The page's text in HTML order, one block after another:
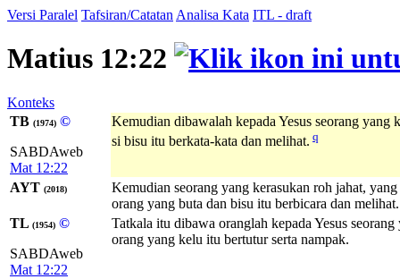
Versi Paralel Tafsiran/Catatan Analisa Kata ITL - draft
Matius 12:22
Konteks
TB (1974) ©
SABDAweb
Mat 12:22
Kemudian dibawalah kepada Yesus seorang yang
si bisu itu berkata-kata dan melihat. q
AYT (2018)
Kemudian seorang yang kerasukan roh jahat,
orang yang buta dan bisu itu berbicara dan melihat.
TL (1954) ©
SABDAweb
Mat 12:22
Tatkala itu dibawa oranglah kepada Yesus
orang yang kelu itu bertutur serta nampak.